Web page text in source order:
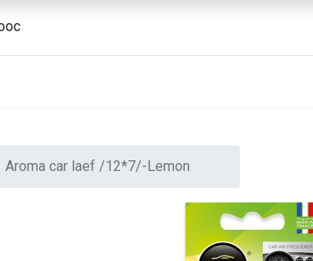
Aroma car laef /12*7/-Lemon